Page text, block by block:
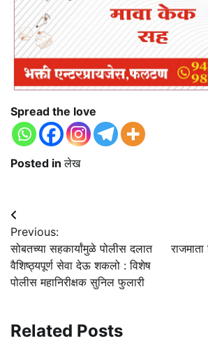
Spread the love
Posted inलेख
Post
navigation
Previous:
सोबतच्या सहकार्यांमुळे पोलीस दलात
वैशिष्ठ्यपूर्ण सेवा देऊ शकलो : विशेष
पोलीस महानिरीक्षक सुनिल फुलारी
Related Posts